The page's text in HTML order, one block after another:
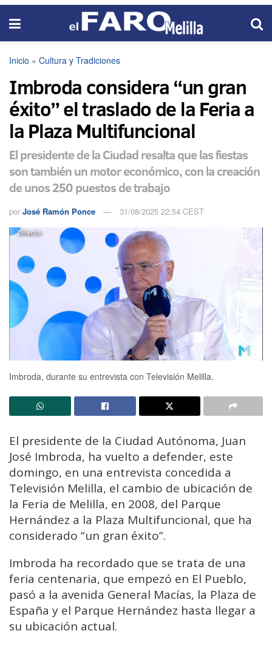
Inicio » Cultura y Tradiciones
Imbroda considera “un gran
éxito” el traslado de la Feria a
la Plaza Multifuncional
El presidente de la Ciudad resalta que las fiestas
son también un motor económico, con la creación
de unos 250 puestos de trabajo
por José Ramón Ponce 31/08/2025 22:54 CEST
Imbroda, durante su entrevista con Televisión Melilla.
El presidente de la Ciudad Autónoma, Juan
José Imbroda, ha vuelto a defender, este
domingo, en una entrevista concedida a
Televisión Melilla, el cambio de ubicación de
la Feria de Melilla, en 2008, del Parque
Hernández a la Plaza Multifuncional, que ha
considerado “un gran éxito”.
Imbroda ha recordado que se trata de una
feria centenaria, que empezó en El Pueblo,
pasó a la avenida General Macías, la Plaza de
España y el Parque Hernández hasta llegar a
su ubicación actual.